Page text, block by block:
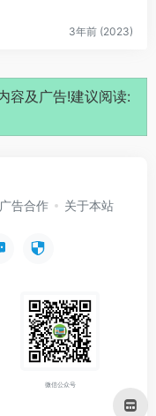
3年前 (2023)
容及广告!建议阅读:
广告合作 关于本站
微信公众号